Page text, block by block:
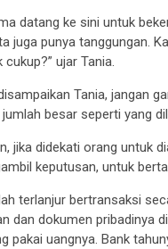
datang ke sini untuk
juga punya tanggungan.
ujar Tania.
Tania, jangan
besar seperti yang
jika didekati orang untuk
keputusan, untuk
terlanjur bertransaksi
dan dokumen pribadinya
pakai uangnya. Bank